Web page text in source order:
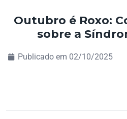
Outubro é Roxo:
sobre a
Publicado em 02/10/2025